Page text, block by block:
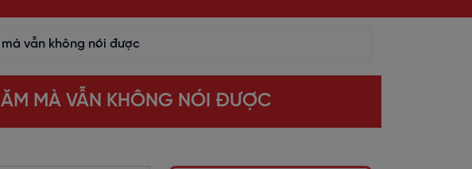
vẫn không nói được
MÀ VẪN KHÔNG NÓI ĐƯỢC